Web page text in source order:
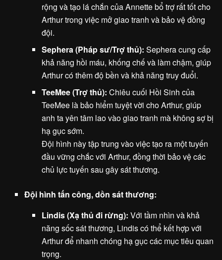
rộng và tạo lá chắn của Annette bổ trợ rất tốt cho
Arthur trong việc mở giao tranh và bảo vệ đồng
đội.
Sephera (Pháp sư/Trợ thủ): Sephera cung cấp
khả năng hồi máu, khống chế và làm chậm, giúp
Arthur có thêm độ bền và khả năng truy đuổi.
TeeMee (Trợ thủ): Chiêu cuối Hồi Sinh của
TeeMee là bảo hiểm tuyệt vời cho Arthur, giúp
anh ta yên tâm lao vào giao tranh mà không sợ bị
hạ gục sớm.
Đội hình này tập trung vào việc tạo ra một tuyến
đầu vững chắc với Arthur, đồng thời bảo vệ các
chủ lực tuyến sau gây sát thương.
Đội hình tấn công, dồn sát thương:
Lindis (Xạ thủ đi rừng): Với tầm nhìn và khả
năng sốc sát thương, Lindis có thể kết hợp với
Arthur để nhanh chóng hạ gục các mục tiêu quan
trọng.